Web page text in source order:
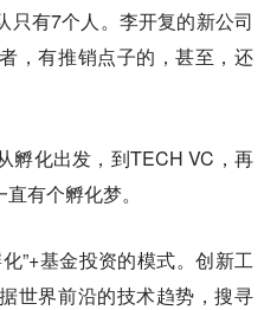
只有7个人。李开复的新公司
，有推销点子的，甚至，还
孵化出发，到TECH VC，再
有个孵化梦。
”+基金投资的模式。创新工
世界前沿的技术趋势，搜寻